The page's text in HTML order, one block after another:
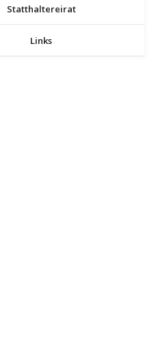
Statthaltereirat
Links